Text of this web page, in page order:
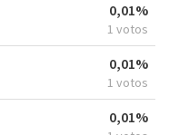
0,01%
1 votos
0,01%
1 votos
0,01%